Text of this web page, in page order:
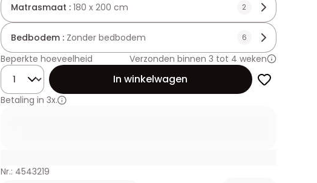
Matrasmaat : 180 x 200 cm 2
Bedbodem : Zonder bedbodem 6
Beperkte hoeveelheid
Verzonden binnen 3 tot 4 weken
Hoeveelheid
In winkelwagen
Betaling in 3x.
Nr.: 4543219